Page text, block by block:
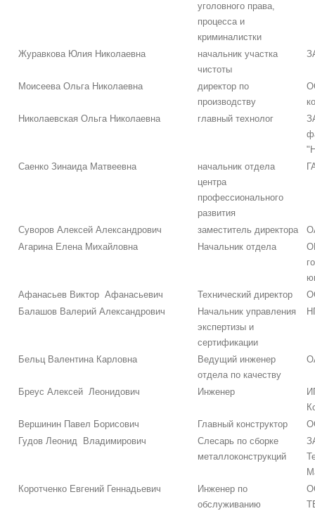
уголовного права,
процесса и
криминалистки
Журавкова Юлия Николаевна
начальник участка
чистоты
Моисеева Ольга Николаевна
директор по
производству
Николаевская Ольга Николаевна
главный технолог
Саенко Зинаида Матвеевна
начальник отдела
центра
профессионального
развития
Суворов Алексей Александрович заместитель директора
Агарина Елена Михайловна
Начальник отдела
Афанасьев Виктор Афанасьевич
Технический директор
Балашов Валерий Александрович
Начальник управления
экспертизы и
сертификации
Бельц Валентина Карловна
Ведущий инженер
отдела по качеству
Бреус Алексей Леонидович Инженер
Вершинин Павел Борисович
Главный конструктор
Гудов Леонид Владимирович
Слесарь по сборке
металлоконструкций
Коротченко Евгений Геннадьевич
Инженер по
обслуживанию